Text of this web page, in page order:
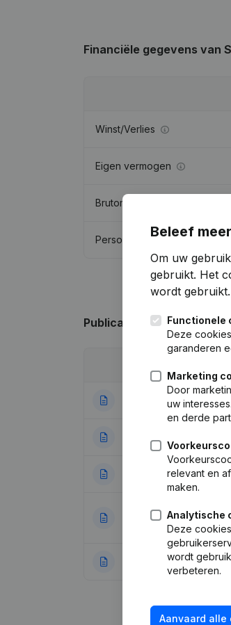
Financiële gegevens van
Winst/Verlies
Eigen vermogen
Brutomarge
Personeel
Publicaties van Sitis
02-02-2023
16-06-2010
09-02-2009
23-05-2000
Beleef
Om uw
gebruikt. Het
wordt gebruikt.
Functionele
Deze
garanderen
Marketing
Door
uw
en derde
relevant en
maken.
Analytische
Deze
wordt
verbeteren.
Aanvaard alle